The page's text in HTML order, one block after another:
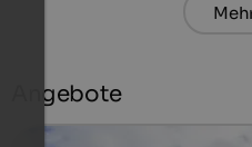
Angebote